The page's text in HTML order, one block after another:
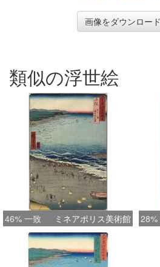
画像をダウンロード
類似の浮世絵
46% 一致 ミネアポリス美術館 28%